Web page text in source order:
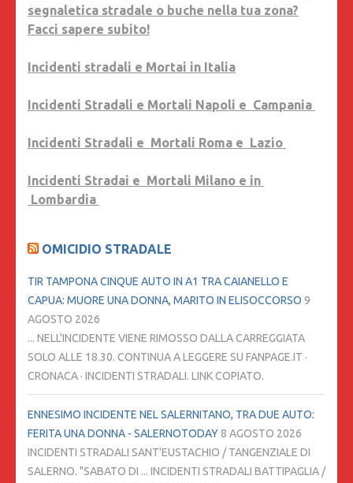
segnaletica stradale o buche nella tua zona?
Facci sapere subito!
Incidenti stradali e Mortai in Italia
Incidenti Stradali e Mortali Napoli e Campania
Incidenti Stradali e Mortali Roma e Lazio
Incidenti Stradai e Mortali Milano e in
Lombardia
OMICIDIO STRADALE
TIR TAMPONA CINQUE AUTO IN A1 TRA CAIANELLO E
CAPUA: MUORE UNA DONNA, MARITO IN ELISOCCORSO 9
AGOSTO 2026
... NELL'INCIDENTE VIENE RIMOSSO DALLA CARREGGIATA
SOLO ALLE 18.30. CONTINUA A LEGGERE SU FANPAGE.IT ·
CRONACA · INCIDENTI STRADALI. LINK COPIATO.
ENNESIMO INCIDENTE NEL SALERNITANO, TRA DUE AUTO:
FERITA UNA DONNA - SALERNOTODAY8 AGOSTO 2026
INCIDENTI STRADALI SANT'EUSTACHIO / TANGENZIALE DI
SALERNO. "SABATO DI ... INCIDENTI STRADALI BATTIPAGLIA /